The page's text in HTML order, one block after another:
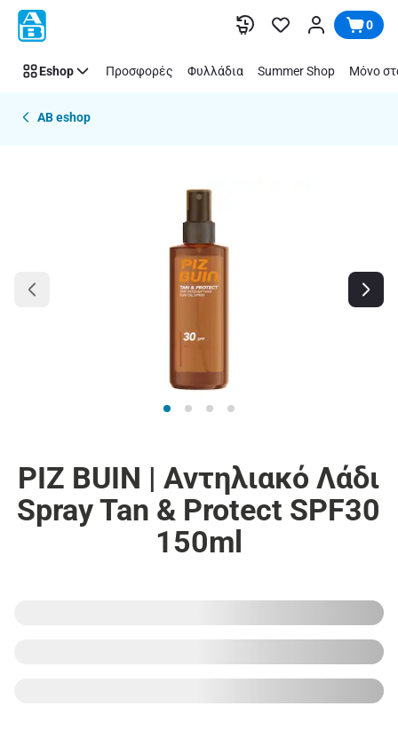
Παράλειψη 0
Eshop Προσφορές Φυλλάδια Summer Shop Μόνο
AB eshop
PIZ BUIN | Αντηλιακό Λάδι
Spray Tan & Protect SPF30
150ml